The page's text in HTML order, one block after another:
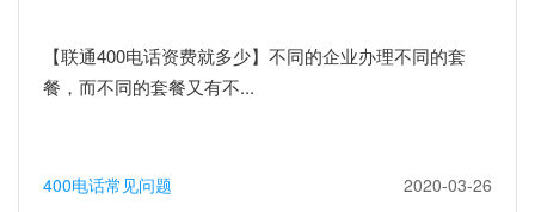
【联通400电话资费就多少】不同的企业办理不同的套
餐，而不同的套餐又有不...
400电话常见问题 2020-03-26